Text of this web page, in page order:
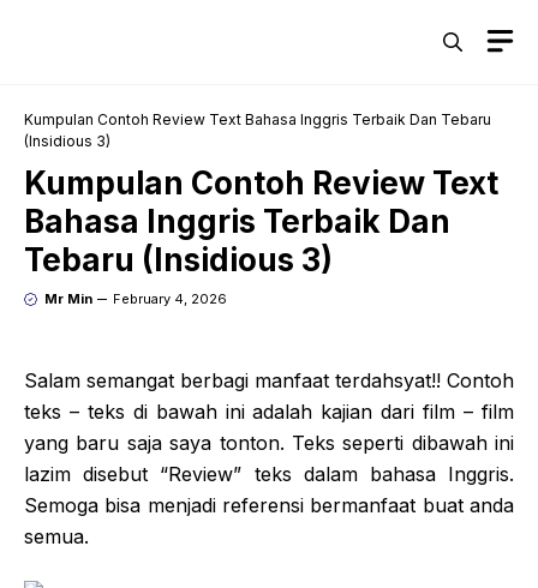
Kumpulan Contoh Review Text Bahasa Inggris Terbaik Dan Tebaru
(Insidious 3)
Kumpulan Contoh Review Text
Bahasa Inggris Terbaik Dan
Tebaru (Insidious 3)
Mr Min February 4, 2026
Salam semangat berbagi manfaat terdahsyat!! Contoh
teks – teks di bawah ini adalah kajian dari film – film
yang baru saja saya tonton. Teks seperti dibawah ini
lazim disebut “Review” teks dalam bahasa Inggris.
Semoga bisa menjadi referensi bermanfaat buat anda
semua.